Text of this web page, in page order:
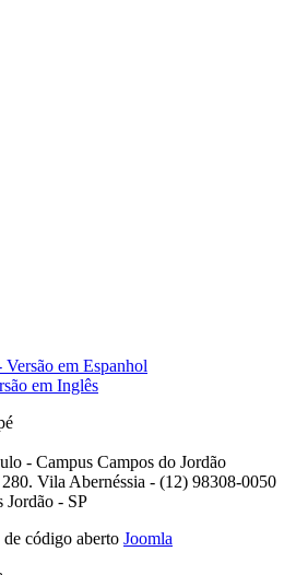
em Espanhol
em Inglês
- Campus Campos do Jordão
Vila Abernéssia - (12) 98308-0050
Jordão - SP
código aberto Joomla